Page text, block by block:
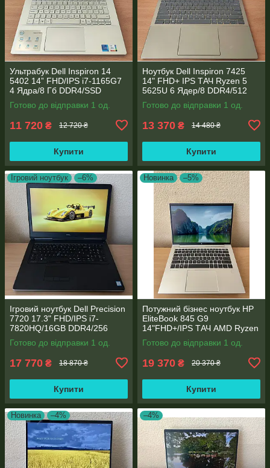
Ультрабук Dell Inspiron 14
5402 14” FHD/IPS i7-1165G7
4 Ядра/8 Гб DDR4/SSD
512Gb/ Intel Iris Xe Graphics
Готово до відправки 1 од.
11 720 ₴ 12 720 ₴
Купити
Ноутбук Dell Inspiron 7425
14" FHD+ IPS TАЧ Ryzen 5
5625U 6 Ядер/8 DDR4/512
SSD M.2/Radeon RX Vega
7/Type-C PD
Готово до відправки 1 од.
13 370 ₴ 14 480 ₴
Купити
Ігровий ноутбук –6%
Ігровий ноутбук Dell Precision
7720 17.3" FHD/IPS i7-
7820HQ/16GB DDR4/256
SSD/NVIDIA Quadro P4000
8GB
Готово до відправки 1 од.
17 770 ₴ 18 870 ₴
Купити
Новинка –5%
Потужний бізнес ноутбук HP
EliteBook 845 G9
14"FHD+/IPS ТАЧ AMD Ryzen
5 6600U 6 ядер/16 DDR5/512
SSD NVME/AMD Radeon
Готово до відправки 1 од.
19 370 ₴ 20 370 ₴
Купити
Новинка –4% –4%